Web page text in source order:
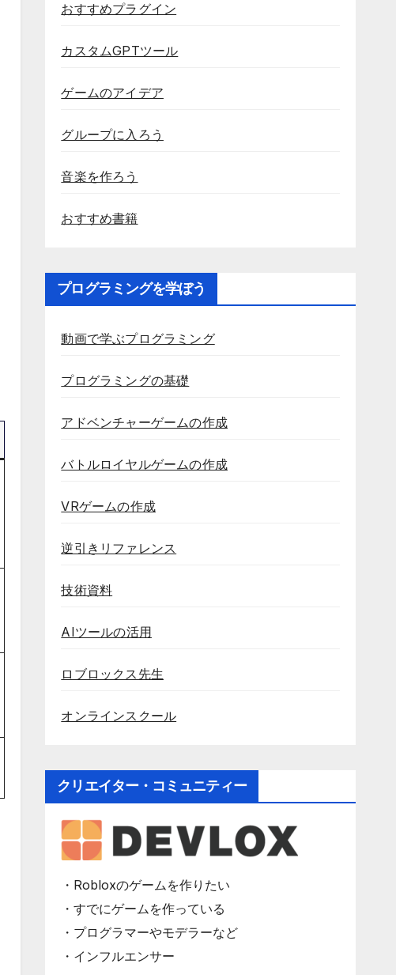
おすすめプラグイン
カスタムGPTツール
ゲームのアイデア
グループに入ろう
音楽を作ろう
おすすめ書籍
プログラミングを学ぼう
動画で学ぶプログラミング
プログラミングの基礎
アドベンチャーゲームの作成
バトルロイヤルゲームの作成
VRゲームの作成
逆引きリファレンス
技術資料
AIツールの活用
ロブロックス先生
オンラインスクール
クリエイター・コミュニティー
・Robloxのゲームを作りたい
・すでにゲームを作っている
・プログラマーやモデラーなど
・インフルエンサー